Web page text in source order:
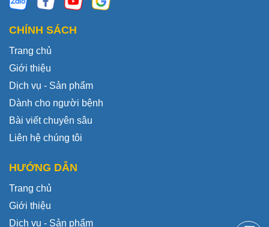
CHÍNH SÁCH
Trang chủ
Giới thiệu
Dịch vụ - Sản phẩm
Dành cho người bệnh
Bài viết chuyên sâu
Liên hệ chúng tôi
HƯỚNG DẪN
Trang chủ
Giới thiệu
Dịch vụ - Sản phẩm